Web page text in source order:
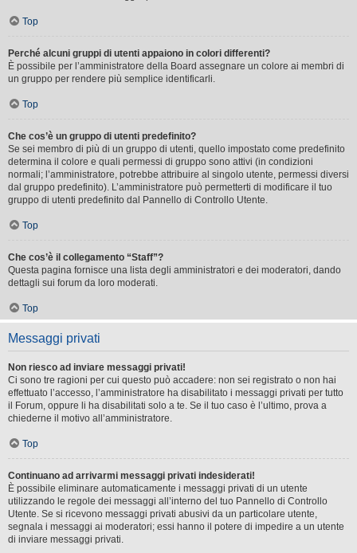
Top
Perché alcuni gruppi di utenti appaiono in colori differenti?
È possibile per l’amministratore della Board assegnare un colore ai membri di
un gruppo per rendere più semplice identificarli.
Top
Che cos’è un gruppo di utenti predefinito?
Se sei membro di più di un gruppo di utenti, quello impostato come predefinito
determina il colore e quali permessi di gruppo sono attivi (in condizioni
normali; l’amministratore, potrebbe attribuire al singolo utente, permessi diversi
dal gruppo predefinito). L’amministratore può permetterti di modificare il tuo
gruppo di utenti predefinito dal Pannello di Controllo Utente.
Top
Che cos’è il collegamento “Staff”?
Questa pagina fornisce una lista degli amministratori e dei moderatori, dando
dettagli sui forum da loro moderati.
Top
Messaggi privati
Non riesco ad inviare messaggi privati!
Ci sono tre ragioni per cui questo può accadere: non sei registrato o non hai
effettuato l’accesso, l’amministratore ha disabilitato i messaggi privati per tutto
il Forum, oppure li ha disabilitati solo a te. Se il tuo caso è l’ultimo, prova a
chiederne il motivo all’amministratore.
Top
Continuano ad arrivarmi messaggi privati indesiderati!
È possibile eliminare automaticamente i messaggi privati ​​di un utente
utilizzando le regole dei messaggi all’interno del tuo Pannello di Controllo
Utente. Se si ricevono messaggi privati ​​abusivi da un particolare utente,
segnala i messaggi ai moderatori; essi hanno il potere di impedire a un utente
di inviare messaggi privati​​.